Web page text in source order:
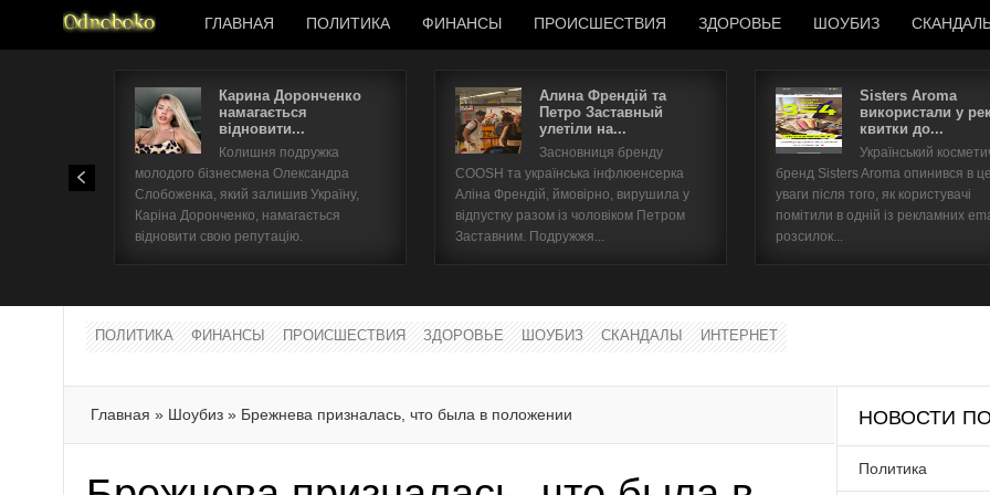
ГЛАВНАЯ ПОЛИТИКА ФИНАНСЫ ПРОИСШЕСТВИЯ ЗДОРОВЬЕ ШОУБИЗ
Карина Доронченко
намагається
відновити...
Колишня подружка
молодого бізнесмена Олександра
Слобоженка, який залишив Україну,
Каріна Доронченко, намагається
відновити свою репутацію.
Алина Френдій та
Петро Заставный
улетіли на...
Засновниця бренду
COOSH та українська інфлюенсерка
Аліна Френдій, ймовірно, вирушила у
відпустку разом із чоловіком Петром
Заставним. Подружжя...
Sisters Aroma
використали у
квитки до...
Український
бренд Sisters Aroma опинився в
уваги після того, як користувачі
помітили в одній із рекламних
розсилок...
ПОЛИТИКА ФИНАНСЫ ПРОИСШЕСТВИЯ ЗДОРОВЬЕ ШОУБИЗ СКАНДАЛЫ ИНТЕРНЕТ
Главная » Шоубиз » Брежнева призналась, что была в положении НОВОСТИ
Политика
Имя пользователя
Забыли имя пользователя?